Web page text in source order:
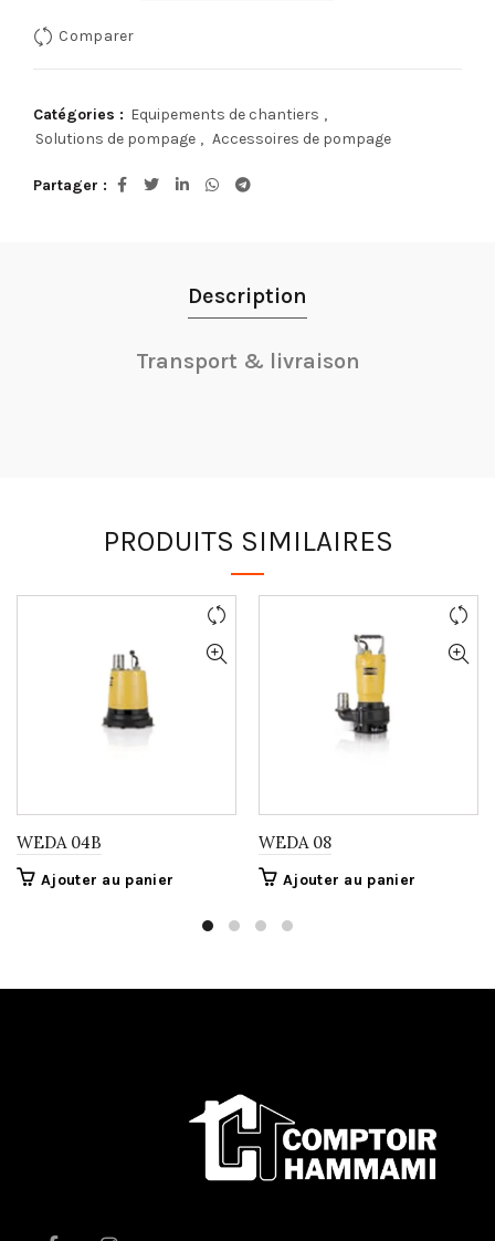
Comparer
Catégories : Equipements de chantiers ,
Solutions de pompage , Accessoires de pompage
Partager
Description
Transport & livraison
PRODUITS SIMILAIRES
WEDA 04B
Ajouter au panier
WEDA 08
Ajouter au panier